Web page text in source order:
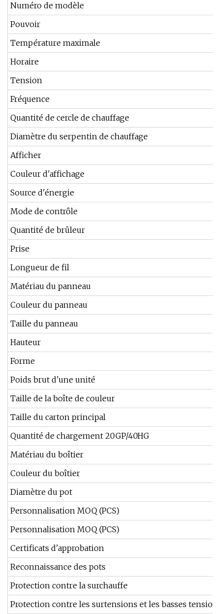
Numéro de modèle
Pouvoir
Température maximale
Horaire
Tension
Fréquence
Quantité de cercle de chauffage
Diamètre du serpentin de chauffage
Afficher
Couleur d'affichage
Source d'énergie
Mode de contrôle
Quantité de brûleur
Prise
Longueur de fil
Matériau du panneau
Couleur du panneau
Taille du panneau
Hauteur
Forme
Poids brut d'une unité
Taille de la boîte de couleur
Taille du carton principal
Quantité de chargement 20GP/40HG
Matériau du boîtier
Couleur du boîtier
Diamètre du pot
Personnalisation MOQ (PCS)
Personnalisation MOQ (PCS)
Certificats d'approbation
Reconnaissance des pots
Protection contre la surchauffe
Protection contre les surtensions et les basses